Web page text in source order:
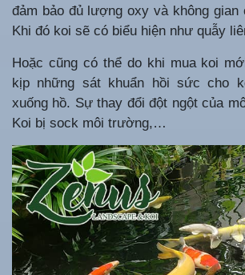
đảm bảo đủ lượng oxy và không
Khi đó koi sẽ có biểu hiện như quẫy
Hoặc cũng có thể do khi mua koi
kịp những sát khuẩn hồi sức cho
xuống hồ. Sự thay đổi đột ngột của
Koi bị sock môi trường,…